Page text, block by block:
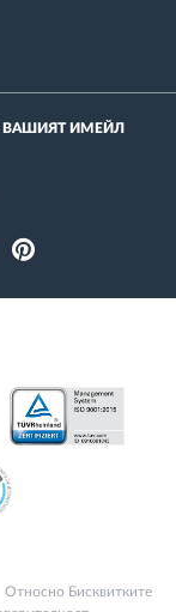
ВАШИЯТ ИМЕЙЛ
Pinterest
Относно Бисквитките